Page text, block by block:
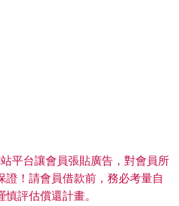
平台讓會員張貼廣告，對會員所
證！請會員借款前，務必考量自
評估償還計畫。